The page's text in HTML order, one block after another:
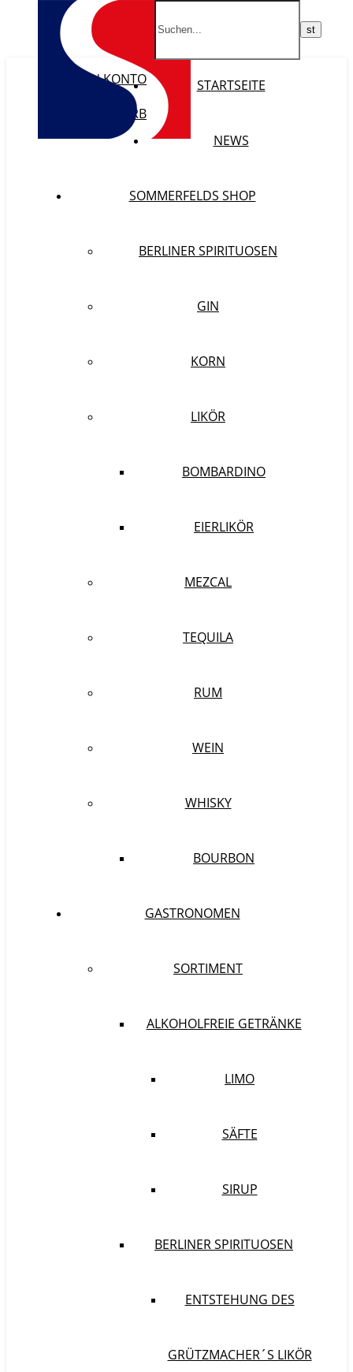
MEIN KONTO
WARENKORB
STARTSEITE
NEWS
SOMMERFELDS SHOP
BERLINER SPIRITUOSEN
GIN
KORN
LIKÖR
BOMBARDINO
EIERLIKÖR
MEZCAL
TEQUILA
RUM
WEIN
WHISKY
BOURBON
GASTRONOMEN
SORTIMENT
ALKOHOLFREIE GETRÄNKE
LIMO
SÄFTE
SIRUP
BERLINER SPIRITUOSEN
ENTSTEHUNG DES
GRÜTZMACHER´S LIKÖR